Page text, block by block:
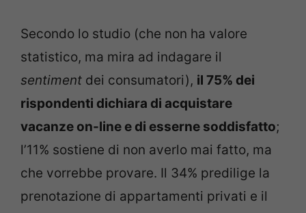
Secondo lo studio (che non ha valore
statistico, ma mira ad indagare il
sentiment dei consumatori), il 75% dei
rispondenti dichiara di acquistare
vacanze on-line e di esserne soddisfatto;
l’11% sostiene di non averlo mai fatto, ma
che vorrebbe provare. Il 34% predilige la
prenotazione di appartamenti privati e il